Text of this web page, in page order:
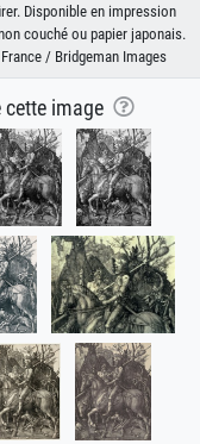
Disponible en impression
couché ou papier japonais.
/ Bridgeman Images
cette image